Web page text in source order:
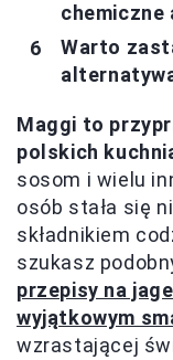
chemiczne
Warto
Maggi to
polskich
sosom i wielu
osób stała się
składnikiem
szukasz
przepisy na
wyjątkowym
wzrastającej